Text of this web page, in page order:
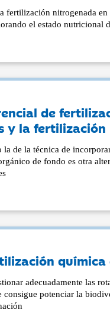
fertilización nitrogenada
el estado nutricional
de
y la
de la técnica de
de fondo es otra
química
adecuadamente las
consigue potenciar la